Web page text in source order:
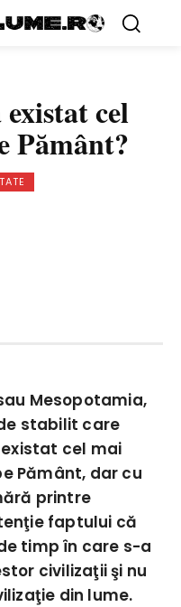
cel
Pământ?
Mesopotamia,
stabilit care
cel mai
Pământ, dar cu
printre
faptului că
timp în care s-a
civilizaţii şi nu
din lume.